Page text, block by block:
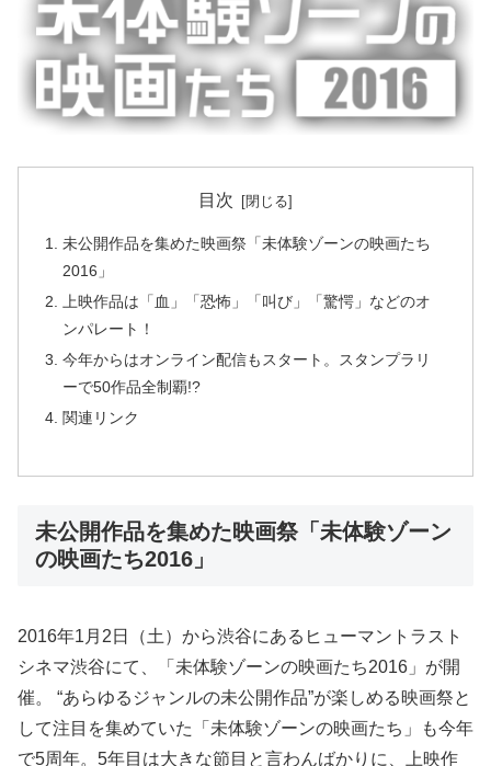
目次
未公開作品を集めた映画祭「未体験ゾーンの映画たち
2016」
上映作品は「血」「恐怖」「叫び」「驚愕」などのオ
ンパレート！
今年からはオンライン配信もスタート。スタンプラリ
ーで50作品全制覇!?
関連リンク
未公開作品を集めた映画祭「未体験ゾーン
の映画たち2016」
2016年1月2日（土）から渋谷にあるヒューマントラスト
シネマ渋谷にて、「未体験ゾーンの映画たち2016」が開
催。 “あらゆるジャンルの未公開作品”が楽しめる映画祭と
して注目を集めていた「未体験ゾーンの映画たち」も今年
で5周年。5年目は大きな節目と言わんばかりに、上映作